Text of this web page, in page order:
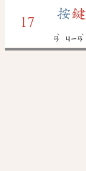
17
按鍵
ㄢ
ˋ
ㄐㄧㄢ
ˋ